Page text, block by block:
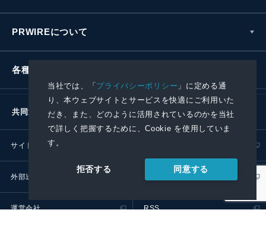
当社では、「プライバシーポリシー 」に定める通
り、本ウェブサイトとサービスを快適にご利用いた
だき、また、どのように活用されているのかを当社
で詳しく把握するために、Cookie を使用していま
す。
拒否する 同意する
PRWIREについて
各種お問い合わせ
共同通信社グループ
サイトポリシー
外部送信ポリシー
運営会社 RSS